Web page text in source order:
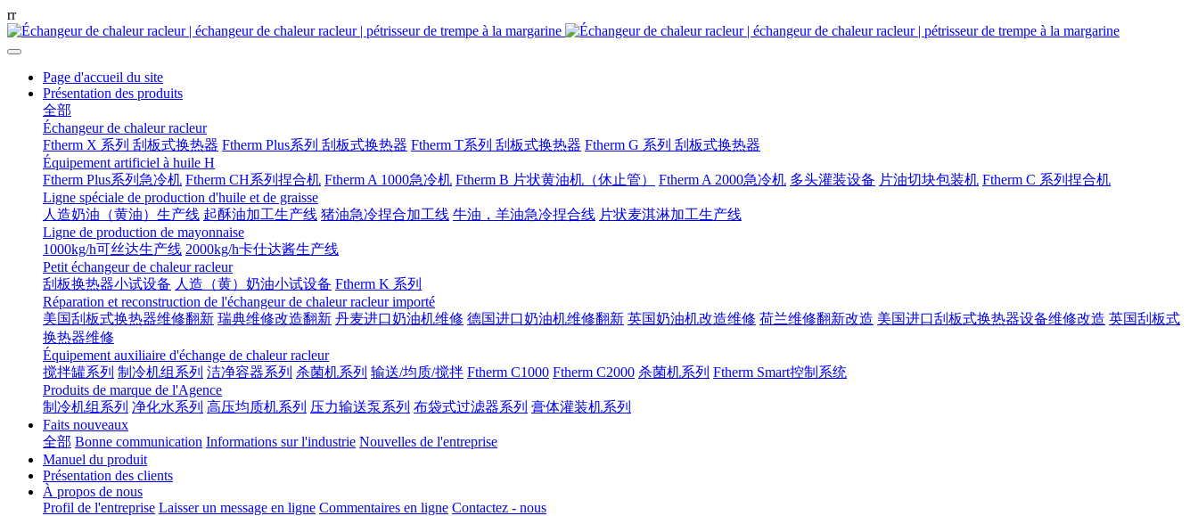
rr
Page d'accueil du site
Présentation des produits
全部
Échangeur de chaleur racleur
Ftherm X 系列 刮板式换热器 Ftherm Plus系列 刮板式换热器 Ftherm T系列 刮板式换热器 Ftherm G 系列 刮板式换热器
Équipement artificiel à huile H
Ftherm Plus系列急冷机 Ftherm CH系列捏合机 Ftherm A 1000急冷机 Ftherm B 片状黄油机（休止管） Ftherm A 2000急冷机 多头灌装设备 片油切块包装机 Ftherm C 系列捏合机
Ligne spéciale de production d'huile et de graisse
人造奶油（黄油）生产线 起酥油加工生产线 猪油急冷捏合加工线 牛油，羊油急冷捏合线 片状麦淇淋加工生产线
Ligne de production de mayonnaise
1000kg/h可丝达生产线 2000kg/h卡仕达酱生产线
Petit échangeur de chaleur racleur
刮板换热器小试设备 人造（黄）奶油小试设备 Ftherm K 系列
Réparation et reconstruction de l'échangeur de chaleur racleur importé
美国刮板式换热器维修翻新 瑞典维修改造翻新 丹麦进口奶油机维修 德国进口奶油机维修翻新 英国奶油机改造维修 荷兰维修翻新改造 美国进口刮板式换热器设备维修改造 英国刮板式
换热器维修
Équipement auxiliaire d'échange de chaleur racleur
搅拌罐系列 制冷机组系列 洁净容器系列 杀菌机系列 输送/均质/搅拌 Ftherm C1000 Ftherm C2000 杀菌机系列 Ftherm Smart控制系统
Produits de marque de l'Agence
制冷机组系列 净化水系列 高压均质机系列 压力输送泵系列 布袋式过滤器系列 膏体灌装机系列
Faits nouveaux
全部 Bonne communication Informations sur l'industrie Nouvelles de l'entreprise
Manuel du produit
Présentation des clients
À propos de nous
Profil de l'entreprise Laisser un message en ligne Commentaires en ligne Contactez - nous